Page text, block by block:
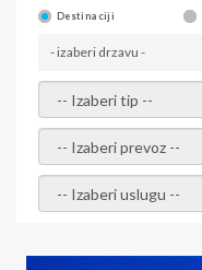
Destinaciji
- izaberi drzavu -
- izaberi tip -
- izaberi prevoz -
- Izaberite uslugu -